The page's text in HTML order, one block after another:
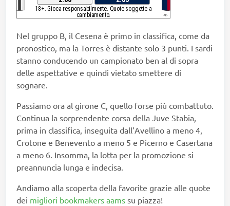
Nel gruppo B, il Cesena è primo in classifica, come da
pronostico, ma la Torres è distante solo 3 punti. I sardi
stanno conducendo un campionato ben al di sopra
delle aspettative e quindi vietato smettere di
sognare.
Passiamo ora al girone C, quello forse più combattuto.
Continua la sorprendente corsa della Juve Stabia,
prima in classifica, inseguita dall’Avellino a meno 4,
Crotone e Benevento a meno 5 e Picerno e Casertana
a meno 6. Insomma, la lotta per la promozione si
preannuncia lunga e indecisa.
Andiamo alla scoperta della favorite grazie alle quote
dei migliori bookmakers aams su piazza!